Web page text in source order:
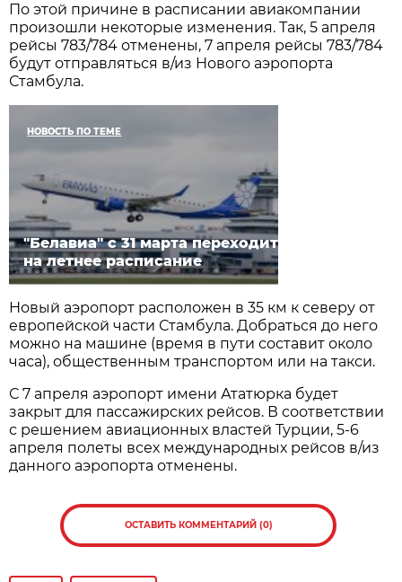
По этой причине в расписании авиакомпании
произошли некоторые изменения. Так, 5 апреля
рейсы 783/784 отменены, 7 апреля рейсы 783/784
будут отправляться в/из Нового аэропорта
Стамбула.
НОВОСТЬ ПО ТЕМЕ
"Белавиа" с 31 марта переходит
на летнее расписание
Новый аэропорт расположен в 35 км к северу от
европейской части Стамбула. Добраться до него
можно на машине (время в пути составит около
часа), общественным транспортом или на такси.
С 7 апреля аэропорт имени Ататюрка будет
закрыт для пассажирских рейсов. В соответствии
с решением авиационных властей Турции, 5-6
апреля полеты всех международных рейсов в/из
данного аэропорта отменены.
ОСТАВИТЬ КОММЕНТАРИЙ (0)